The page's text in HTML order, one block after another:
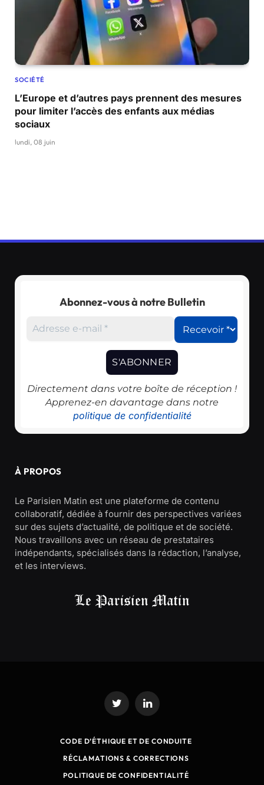
SOCIÉTÉ
L’Europe et d’autres pays prennent des mesures
pour limiter l’accès des enfants aux médias
sociaux
lundi, 08 juin
Abonnez-vous à notre Bulletin
Directement dans votre boîte de réception !
Apprenez-en davantage dans notre
politique de confidentialité
À PROPOS
Le Parisien Matin est une plateforme de contenu
collaboratif, dédiée à fournir des perspectives variées
sur des sujets d’actualité, de politique et de société.
Nous travaillons avec un réseau de prestataires
indépendants, spécialisés dans la rédaction, l’analyse,
et les interviews.
Twitter LinkedIn
CODE D’ÉTHIQUE ET DE CONDUITE
RÉCLAMATIONS & CORRECTIONS
POLITIQUE DE CONFIDENTIALITÉ